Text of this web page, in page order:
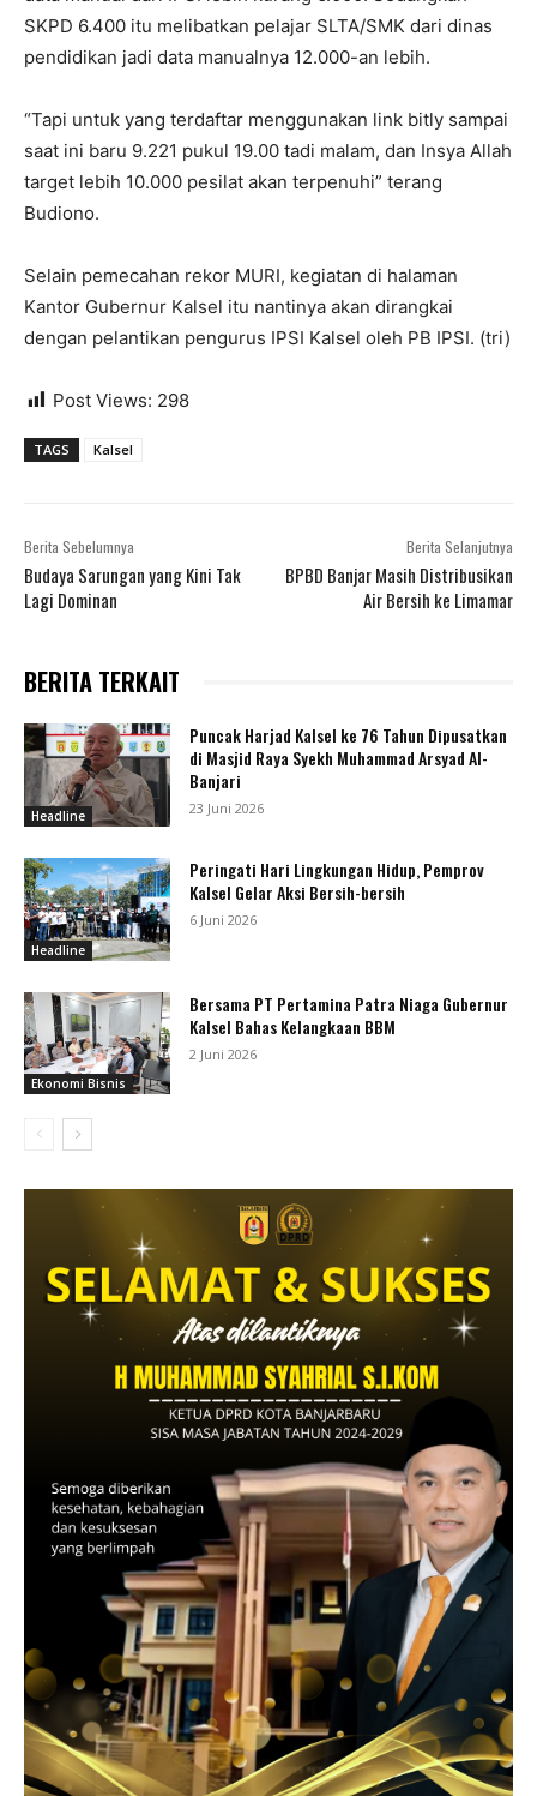
SKPD 6.400 itu melibatkan pelajar SLTA/SMK dari dinas
pendidikan jadi data manualnya 12.000-an lebih.
“Tapi untuk yang terdaftar menggunakan link bitly sampai
saat ini baru 9.221 pukul 19.00 tadi malam, dan Insya Allah
target lebih 10.000 pesilat akan terpenuhi” terang
Budiono.
Selain pemecahan rekor MURI, kegiatan di halaman
Kantor Gubernur Kalsel itu nantinya akan dirangkai
dengan pelantikan pengurus IPSI Kalsel oleh PB IPSI. (tri)
Post Views: 298
TAGS Kalsel
Berita Sebelumnya
Budaya Sarungan yang Kini Tak
Lagi Dominan
Berita Selanjutnya
BPBD Banjar Masih Distribusikan
Air Bersih ke Limamar
BERITA TERKAIT
Headline
Puncak Harjad Kalsel ke 76 Tahun Dipusatkan
di Masjid Raya Syekh Muhammad Arsyad Al-
Banjari
23 Juni 2026
Headline
Peringati Hari Lingkungan Hidup, Pemprov
Kalsel Gelar Aksi Bersih-bersih
6 Juni 2026
Ekonomi Bisnis
Bersama PT Pertamina Patra Niaga Gubernur
Kalsel Bahas Kelangkaan BBM
2 Juni 2026